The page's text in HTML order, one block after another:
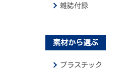
雑誌付録
素材から選ぶ
プラスチック